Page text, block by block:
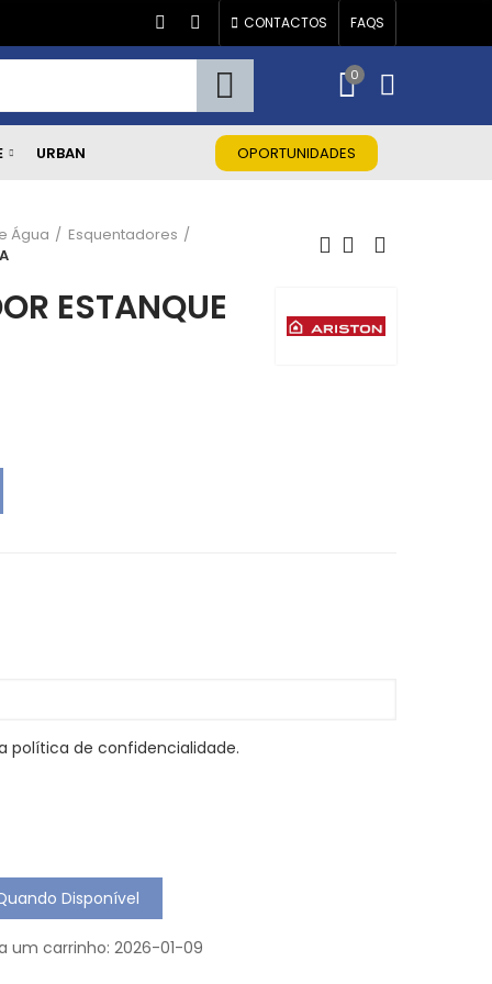
CONTACTOS FAQS
0
URBAN OPORTUNIDADES
Água
Esquentadores
ESTANQUE
política de confidencialidade.
Disponível
um carrinho: 2026-01-09